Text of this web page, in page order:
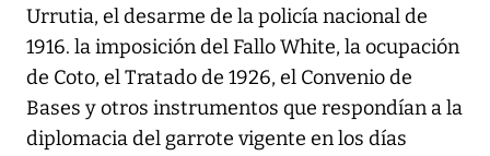
Urrutia, el desarme de la policía nacional de
1916. la imposición del Fallo White, la ocupación
de Coto, el Tratado de 1926, el Convenio de
Bases y otros instrumentos que respondían a la
diplomacia del garrote vigente en los días